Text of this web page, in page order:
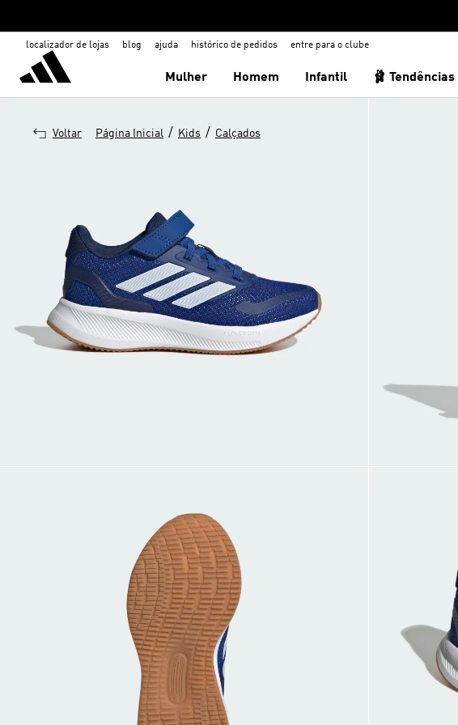
localizador de lojas blog ajuda histórico de pedidos entre para o clube
Mulher Homem Infantil 🩰 Tendências
Voltar Página Inicial / Kids / Calçados